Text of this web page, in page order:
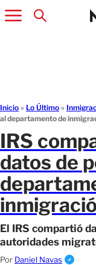
Inicio » Lo Último »
al departamento de
IRS
datos de
El IRS compartió
autoridades
la privacidad fiscal.
Por Daniel Navas